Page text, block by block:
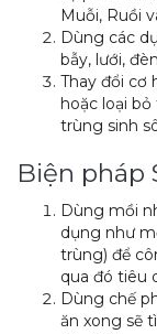
Muỗi, Ruồi
Dùng các
bẫy, lưới,
Thay đổi cơ
hoặc loại
trùng sinh
Biện pháp
Dùng mồi
dụng như
trùng) để
qua đó tiêu
Dùng chế
ăn xong sẽ